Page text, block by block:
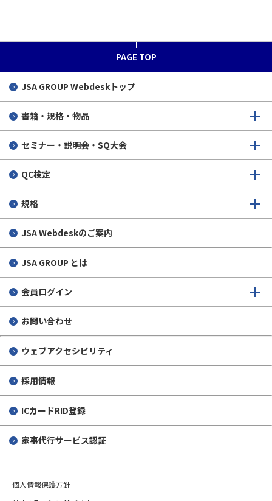
PAGE TOP
JSA GROUP Webdeskトップ
書籍・規格・物品
セミナー・説明会・SQ大会
QC検定
規格
JSA Webdeskのご案内
JSA GROUP とは
会員ログイン
お問い合わせ
ウェブアクセシビリティ
採用情報
ICカードRID登録
家事代行サービス認証
個人情報保護方針